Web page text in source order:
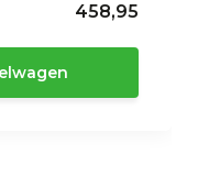
458,95